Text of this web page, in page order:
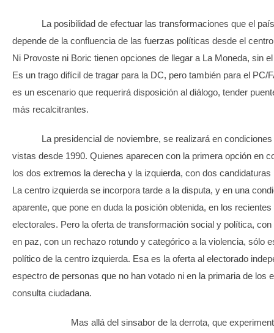
La posibilidad de efectuar las transformaciones que el país
depende de la confluencia de las fuerzas políticas desde el
Ni Provoste ni Boric tienen opciones de llegar a La Moneda, sin
Es un trago difícil de tragar para la DC, pero también para el PC/
es un escenario que requerirá disposición al diálogo, tender
más recalcitrantes.
La presidencial de noviembre, se realizará en condiciones
vistas desde 1990. Quienes aparecen con la primera opción en
los dos extremos la derecha y la izquierda, con dos
La centro izquierda se incorpora tarde a la disputa, y en una
aparente, que pone en duda la posición obtenida, en los
electorales. Pero la oferta de transformación social y política, con
en paz, con un rechazo rotundo y categórico a la violencia, sólo
político de la centro izquierda. Esa es la oferta al electorado
espectro de personas que no han votado ni en la primaria de los
consulta ciudadana.
Mas allá del sinsabor de la derrota, que